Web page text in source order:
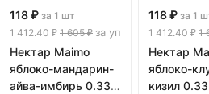
118 ₽ за 1 шт
1 412.40 ₽ 1 605 ₽ за уп
Нектар Maimo
яблоко-мандарин-
айва-имбирь 0.33
118 ₽ за 1
1 412.40 ₽ 1
Нектар
яблоко-
кизил